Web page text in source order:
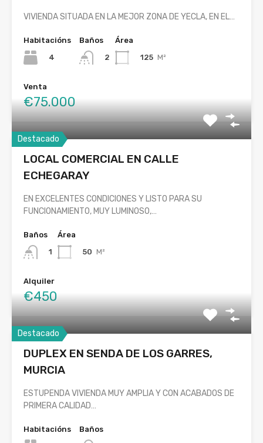
VIVIENDA SITUADA EN LA MEJOR ZONA DE YECLA, EN EL…
Habitacións
4
Baños
2
Área
125 M²
Venta
€75.000
Destacado
LOCAL COMERCIAL EN CALLE
ECHEGARAY
EN EXCELENTES CONDICIONES Y LISTO PARA SU
FUNCIONAMIENTO, MUY LUMINOSO,…
Baños
1
Área
50 M²
Alquiler
€450
Destacado
DUPLEX EN SENDA DE LOS GARRES,
MURCIA
ESTUPENDA VIVIENDA MUY AMPLIA Y CON ACABADOS DE
PRIMERA CALIDAD…
Habitacións
Baños